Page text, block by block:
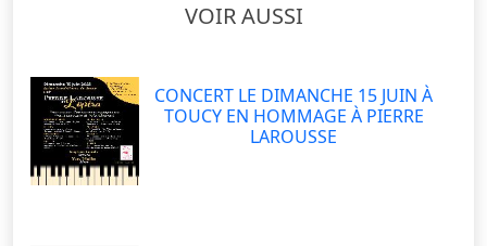
VOIR AUSSI
CONCERT LE DIMANCHE 15 JUIN À
TOUCY EN HOMMAGE À PIERRE
LAROUSSE